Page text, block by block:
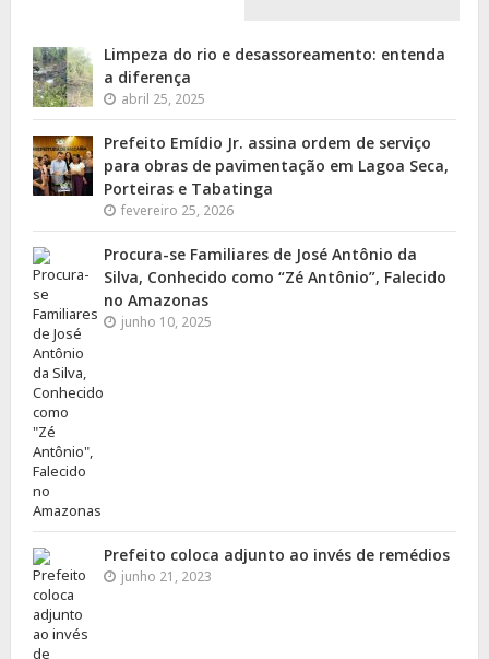
Limpeza do rio e desassoreamento: entenda
a diferença
abril 25, 2025
Prefeito Emídio Jr. assina ordem de serviço
para obras de pavimentação em Lagoa Seca,
Porteiras e Tabatinga
fevereiro 25, 2026
Procura-se Familiares de José Antônio da
Silva, Conhecido como “Zé Antônio”, Falecido
no Amazonas
junho 10, 2025
Prefeito coloca adjunto ao invés de remédios
junho 21, 2023